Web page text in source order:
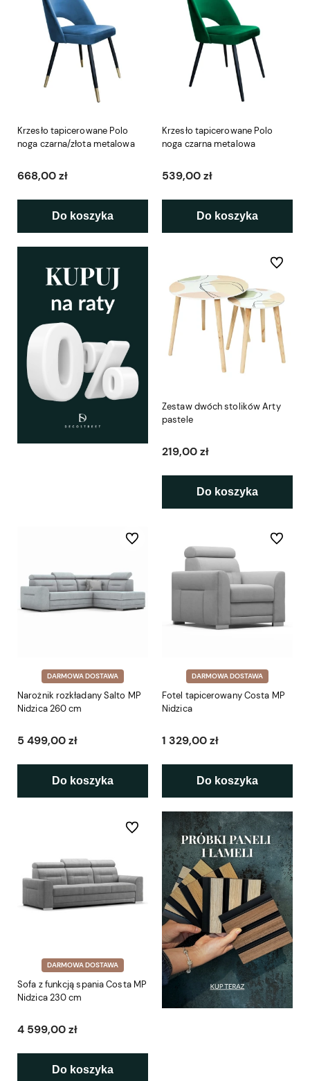
Krzesło tapicerowane Polo
noga czarna/złota metalowa
668,00 zł
Do koszyka
Krzesło tapicerowane Polo
noga czarna metalowa
539,00 zł
Do koszyka
Zestaw dwóch stolików Arty
pastele
219,00 zł
Do koszyka
Do
DARMOWA DOSTAWA
Narożnik rozkładany Salto MP
Nidzica 260 cm
5 499,00 zł
Do koszyka
Do ulubionych
DARMOWA DOSTAWA
Fotel tapicerowany Costa MP
Nidzica
1 329,00 zł
Do koszyka
Do
DARMOWA DOSTAWA
Sofa z funkcją spania Costa MP
Nidzica 230 cm
4 599,00 zł
Do koszyka
Do ulubionych